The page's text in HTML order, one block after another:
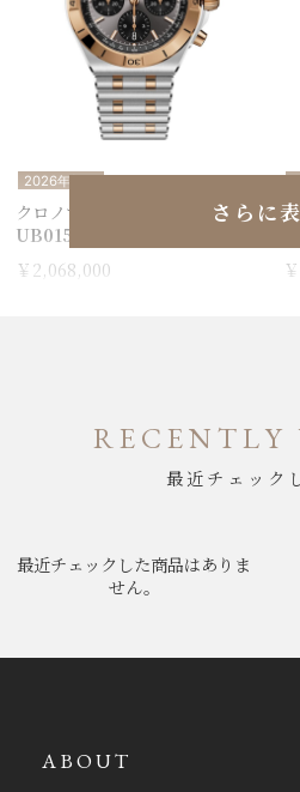
2026年新作
クロノマット B01 42
UB0158101B1U1
￥2,068,000
さらに
RECENTLY
最近チェック
最近チェックした商品はありま
せん。
ABOUT